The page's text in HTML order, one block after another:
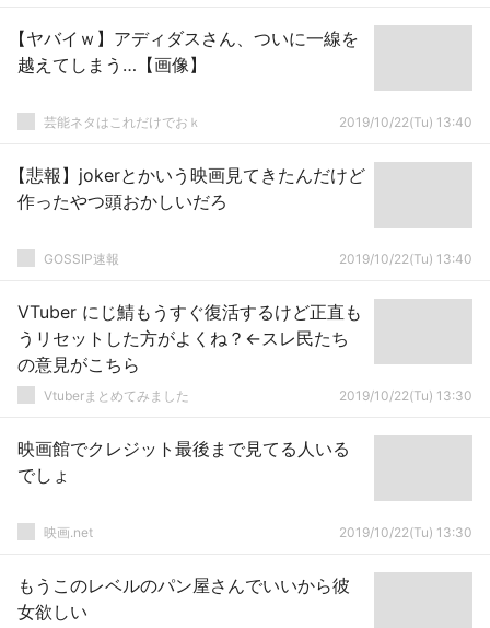
【ヤバイｗ】アディダスさん、ついに一線を
越えてしまう…【画像】
芸能ネタはこれだけでおｋ 2019/10/22(Tu) 13:40
【悲報】jokerとかいう映画見てきたんだけど
作ったやつ頭おかしいだろ
GOSSIP速報 2019/10/22(Tu) 13:40
VTuber にじ鯖もうすぐ復活するけど正直も
うリセットした方がよくね？←スレ民たち
の意見がこちら
Vtuberまとめてみました 2019/10/22(Tu) 13:30
映画館でクレジット最後まで見てる人いる
でしょ
映画.net 2019/10/22(Tu) 13:30
もうこのレベルのパン屋さんでいいから彼
女欲しい